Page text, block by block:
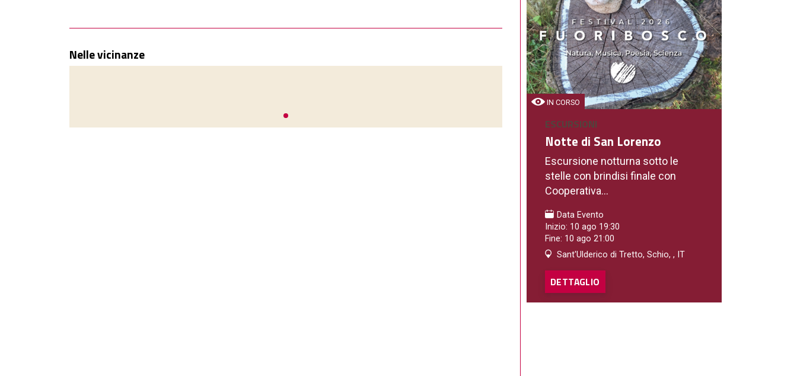
Nelle vicinanze
IN CORSO
ESCURSIONI
Notte di San Lorenzo
Escursione notturna sotto le
stelle con brindisi finale con
Cooperativa...
Data Evento
Inizio: 10 ago 19:30
Fine: 10 ago 21:00
Sant'Ulderico di Tretto, Schio, , IT
DETTAGLIO